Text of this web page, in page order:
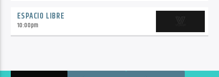
ESPACIO LIBRE
10:00pm